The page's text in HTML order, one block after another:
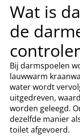
Wat is
de
Bij darmspoelen
lauwwarm
water wordt
uitgedreven,
worden geleegd.
dezelfde manier
toilet afgevoerd.